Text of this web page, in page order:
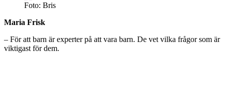
Foto: Bris
Maria Frisk
– För att barn är experter på att vara barn. De vet vilka frågor som är
viktigast för dem.